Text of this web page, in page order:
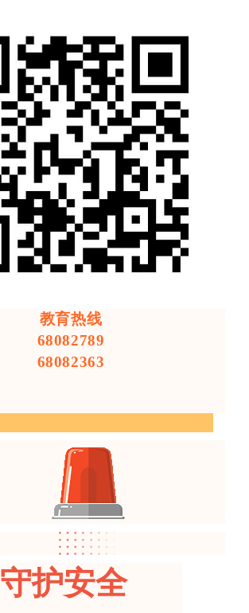
教育热线
68082789
68082363
守护安全